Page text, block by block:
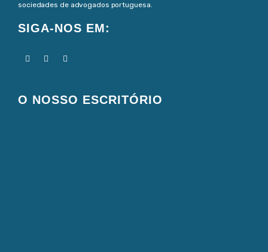
sociedades de advogados portuguesa.
SIGA-NOS EM:
O NOSSO ESCRITÓRIO